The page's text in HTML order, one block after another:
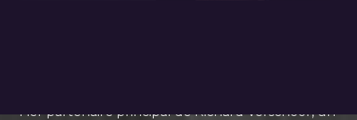
Fier partenaire principal de Richard Verschoor, un